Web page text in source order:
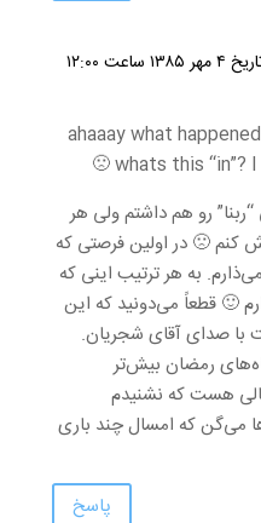
| نوشته شده در تاریخ ۴ مهر ۱۳۸۵ ساعت ۱۲:۰۰
ahaaay what
whats this “in”? I
“ربنا” رو هم داشتم ولی هر
کنم 🙁 در اولین فرصتی که
به هر ترتیب اینی که
🙂 قطعاً می‌دونید که این
با صدای آقای شجریان.
رمضان بیش‌تر
هست که نشنیدم
می‌گن که امسال چند باری
پاسخ